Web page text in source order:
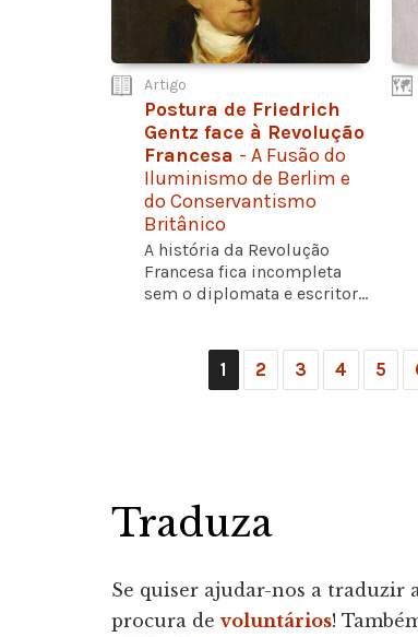
Artigo
Postura de Friedrich
Gentz face à Revolução
Francesa - A Fusão do
Iluminismo de Berlim e
do Conservantismo
Britânico
A história da Revolução
Francesa fica incompleta
sem o diplomata e escritor...
1 2 3 4 5
Traduza
Se quiser ajudar-nos a traduzir
procura de voluntários!